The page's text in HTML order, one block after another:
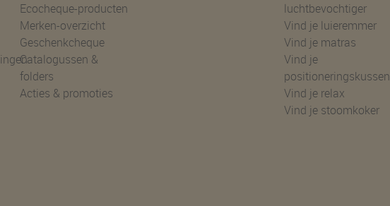
Ecocheque-producten
Merken-overzicht
Geschenkcheque
Catalogussen &
folders
Acties & promoties
luchtbevochtiger
Vind je luieremmer
Vind je matras
Vind je
positioneringskussen
Vind je relax
Vind je stoomkoker